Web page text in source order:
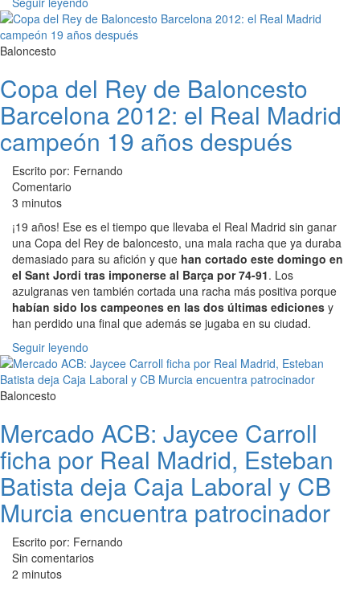
Baloncesto
Copa del Rey de Baloncesto
Barcelona 2012: el Real Madrid
campeón 19 años después
Escrito por: Fernando
Comentario
3 minutos
¡19 años! Ese es el tiempo que llevaba el Real Madrid sin ganar
una Copa del Rey de baloncesto, una mala racha que ya duraba
demasiado para su afición y que han cortado este domingo en
el Sant Jordi tras imponerse al Barça por 74-91. Los
azulgranas ven también cortada una racha más positiva porque
habían sido los campeones en las dos últimas ediciones y
han perdido una final que además se jugaba en su ciudad.
Seguir leyendo
Baloncesto
Mercado ACB: Jaycee Carroll
ficha por Real Madrid, Esteban
Batista deja Caja Laboral y CB
Murcia encuentra patrocinador
Escrito por: Fernando
Sin comentarios
2 minutos